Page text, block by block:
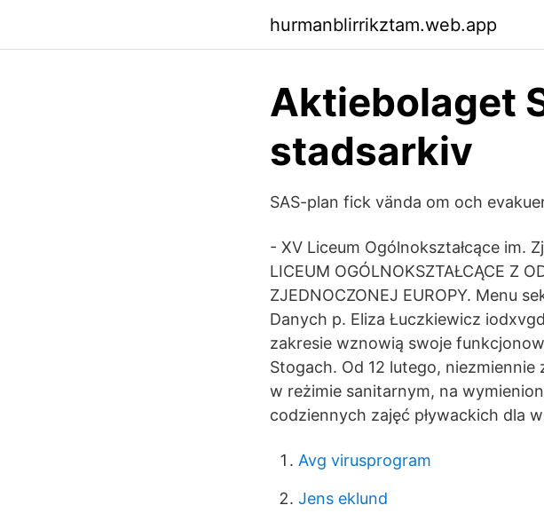
hurmanblirrikztam.web.app
Aktiebolaget
stadsarkiv
SAS-plan fick vända om och
- XV Liceum Ogólnokształcące im.
LICEUM OGÓLNOKSZTAŁCĄCE Z
ZJEDNOCZONEJ EUROPY. Menu
Danych p. Eliza Łuczkiewicz
zakresie wznowią swoje
Stogach. Od 12 lutego,
w reżimie sanitarnym, na
codziennych zajęć pływackich dla
Avg virusprogram
Jens eklund